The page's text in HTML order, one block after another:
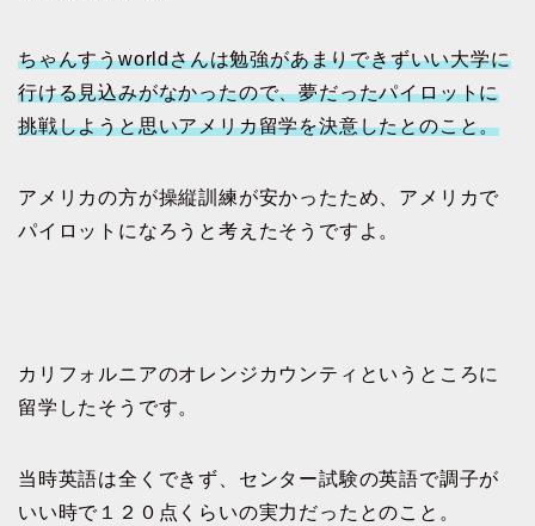
ちゃんすうworldさんは勉強があまりできずいい大学に
行ける見込みがなかったので、夢だったパイロットに
挑戦しようと思いアメリカ留学を決意したとのこと。
アメリカの方が操縦訓練が安かったため、アメリカで
パイロットになろうと考えたそうですよ。
カリフォルニアのオレンジカウンティというところに
留学したそうです。
当時英語は全くできず、センター試験の英語で調子が
いい時で１２０点くらいの実力だったとのこと。